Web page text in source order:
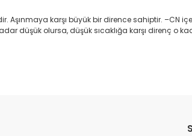
karşı büyük bir dirence sahiptir. –CN
düşük olursa, düşük sıcaklığa karşı direnç o